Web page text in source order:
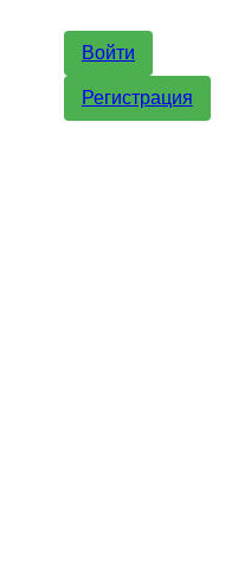
Войти
Регистрация